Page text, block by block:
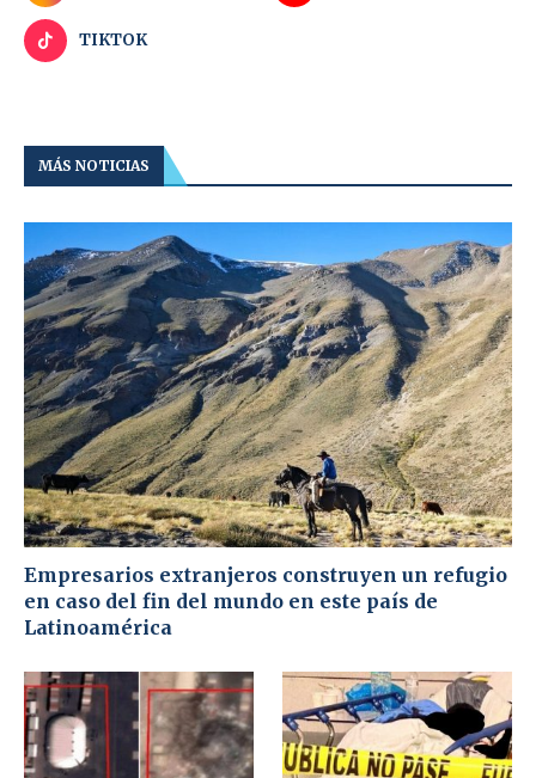
TIKTOK
MÁS NOTICIAS
Empresarios extranjeros construyen un refugio
en caso del fin del mundo en este país de
Latinoamérica